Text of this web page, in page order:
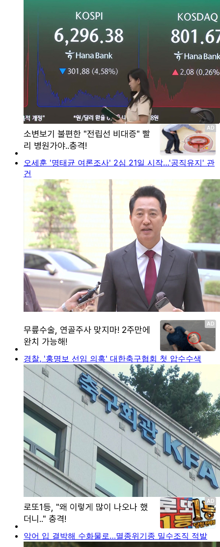
오세훈 '명태균 여론조사' 2심 21일 시작…'공직유지' 관
건
경찰, '홍명보 선임 의혹' 대한축구협회 첫 압수수색
악어 입 결박해 수화물로…멸종위기종 밀수조직 적발